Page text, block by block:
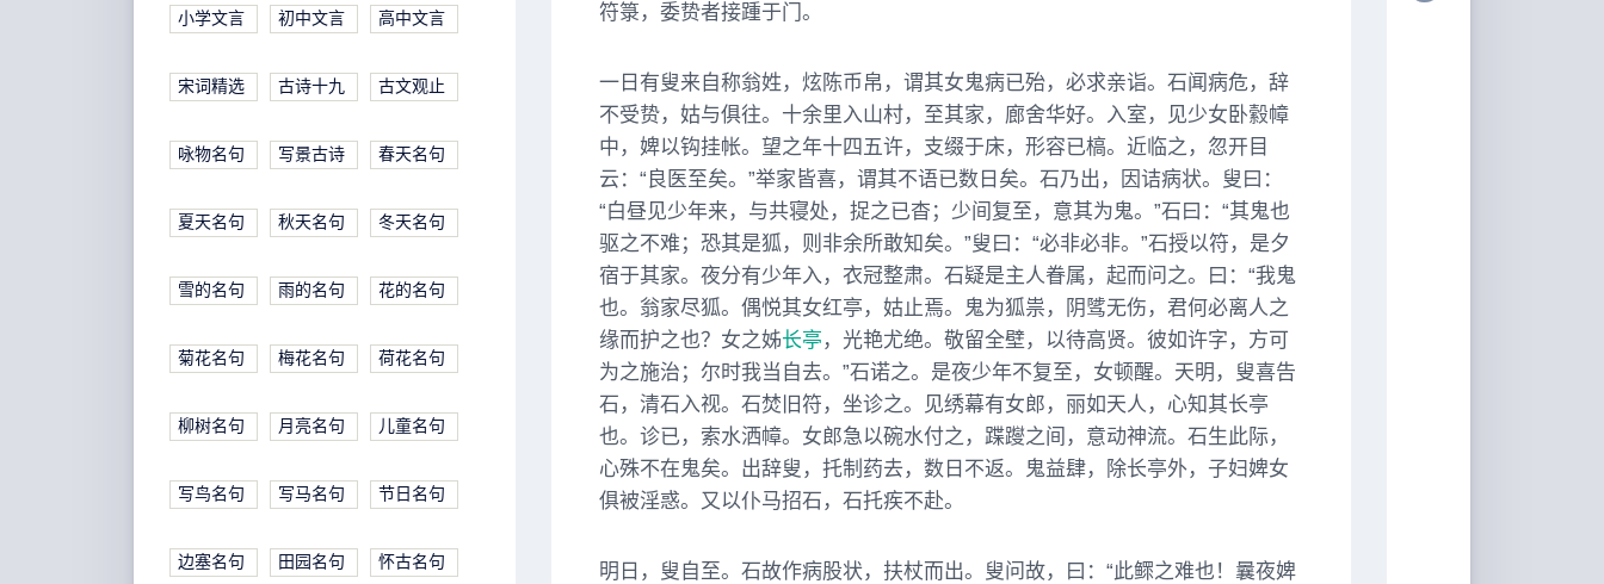
小学文言 初中文言 高中文言
宋词精选 古诗十九 古文观止
咏物名句 写景古诗 春天名句
夏天名句 秋天名句 冬天名句
雪的名句 雨的名句 花的名句
菊花名句 梅花名句 荷花名句
柳树名句 月亮名句 儿童名句
写鸟名句 写马名句 节日名句
边塞名句 田园名句 怀古名句
符箓，委贽者接踵于门。
一日有叟来自称翁姓，炫陈币帛，谓其女鬼病已殆，必求亲诣。石闻病危，辞
不受贽，姑与俱往。十余里入山村，至其家，廊舍华好。入室，见少女卧縠幛
中，婢以钩挂帐。望之年十四五许，支缀于床，形容已槁。近临之，忽开目
云：“良医至矣。”举家皆喜，谓其不语已数日矣。石乃出，因诘病状。叟曰：
“白昼见少年来，与共寝处，捉之已杳；少间复至，意其为鬼。”石曰：“其鬼也
驱之不难；恐其是狐，则非余所敢知矣。”叟曰：“必非必非。”石授以符，是夕
宿于其家。夜分有少年入，衣冠整肃。石疑是主人眷属，起而问之。曰：“我鬼
也。翁家尽狐。偶悦其女红亭，姑止焉。鬼为狐祟，阴骘无伤，君何必离人之
缘而护之也？女之姊长亭 ，光艳尤绝。敬留全壁，以待高贤。彼如许字，方可
为之施治；尔时我当自去。”石诺之。是夜少年不复至，女顿醒。天明，叟喜告
石，清石入视。石焚旧符，坐诊之。见绣幕有女郎，丽如天人，心知其长亭
也。诊已，索水洒幛。女郎急以碗水付之，蹀躞之间，意动神流。石生此际，
心殊不在鬼矣。出辞叟，托制药去，数日不返。鬼益肆，除长亭外，子妇婢女
俱被淫惑。又以仆马招石，石托疾不赴。
明日，叟自至。石故作病股状，扶杖而出。叟问故，曰：“此鳏之难也！曩夜婢